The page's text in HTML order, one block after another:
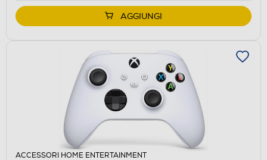
AGGIUNGI
ACCESSORI HOME ENTERTAINMENT